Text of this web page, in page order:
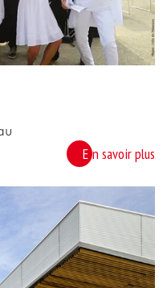
En savoir plus